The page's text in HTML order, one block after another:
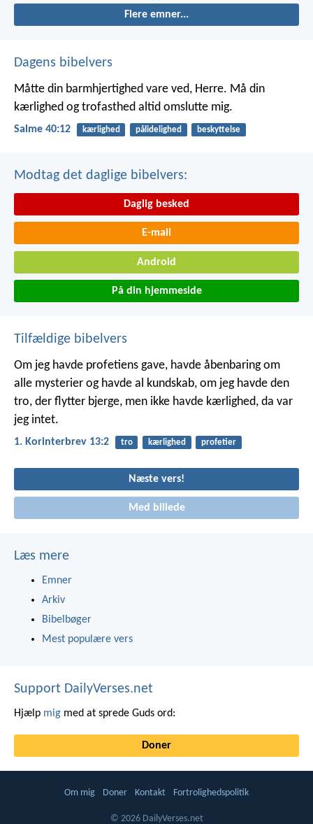
Flere emner...
Dagens bibelvers
Måtte din barmhjertighed vare ved, Herre. Må din
kærlighed og trofasthed altid omslutte mig.
Salme 40:12 kærlighed pålidelighed beskyttelse
Modtag det daglige bibelvers:
Daglig besked
E-mail
Android
På din hjemmeside
Tilfældige bibelvers
Om jeg havde profetiens gave, havde åbenbaring om
alle mysterier og havde al kundskab, om jeg havde den
tro, der flytter bjerge, men ikke havde kærlighed, da var
jeg intet.
1. Korinterbrev 13:2 tro kærlighed profetier
Næste vers!
Med billede
Læs mere
Emner
Arkiv
Bibelbøger
Mest populære vers
Support DailyVerses.net
Hjælp mig med at sprede Guds ord:
Doner
Om mig Doner Kontakt Fortrolighedspolitik
© 2026 DailyVerses.net